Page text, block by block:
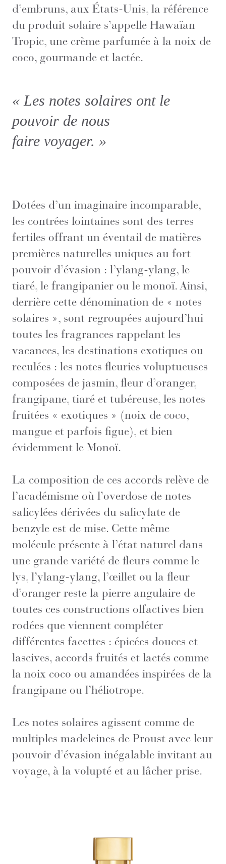
d’embruns, aux États-Unis, la référence
du produit solaire s’appelle Hawaïan
Tropic, une crème parfumée à la noix de
coco, gourmande et lactée.
« Les notes solaires ont le
pouvoir de nous
faire voyager. »
Dotées d’un imaginaire incomparable,
les contrées lointaines sont des terres
fertiles offrant un éventail de matières
premières naturelles uniques au fort
pouvoir d’évasion : l’ylang-ylang, le
tiaré, le frangipanier ou le monoï. Ainsi,
derrière cette dénomination de « notes
solaires », sont regroupées aujourd’hui
toutes les fragrances rappelant les
vacances, les destinations exotiques ou
reculées : les notes fleuries voluptueuses
composées de jasmin, fleur d’oranger,
frangipane, tiaré et tubéreuse, les notes
fruitées « exotiques » (noix de coco,
mangue et parfois figue), et bien
évidemment le Monoï.
La composition de ces accords relève de
l’académisme où l’overdose de notes
salicylées dérivées du salicylate de
benzyle est de mise. Cette même
molécule présente à l’état naturel dans
une grande variété de fleurs comme le
lys, l’ylang-ylang, l’œillet ou la fleur
d’oranger reste la pierre angulaire de
toutes ces constructions olfactives bien
rodées que viennent compléter
différentes facettes : épicées douces et
lascives, accords fruités et lactés comme
la noix coco ou amandées inspirées de la
frangipane ou l’héliotrope.
Les notes solaires agissent comme de
multiples madeleines de Proust avec leur
pouvoir d’évasion inégalable invitant au
voyage, à la volupté et au lâcher prise.